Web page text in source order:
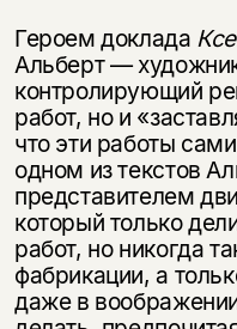
Героем доклада
Альберт —
контролирующий
работ, но и
что эти работы
одном из текстов
представителем
который только
работ, но никогда
фабрикации, а
даже в